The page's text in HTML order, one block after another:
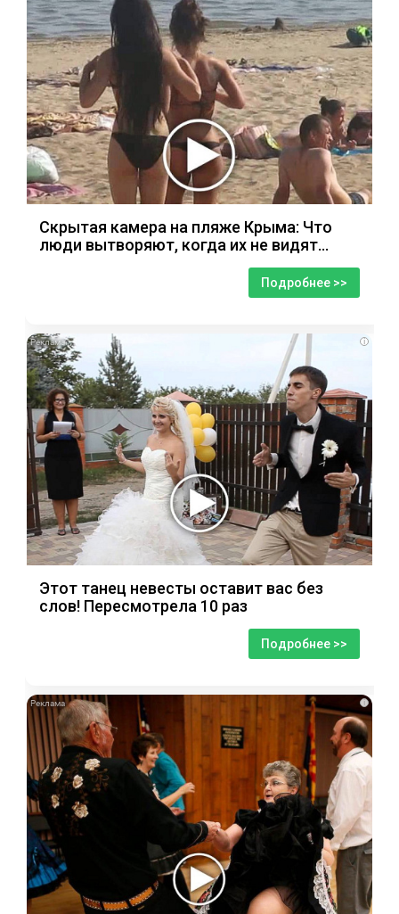
Скрытая камера на пляже Крыма: Что
люди вытворяют, когда их не видят...
Подробнее >>
i
Этот танец невесты оставит вас без
слов! Пересмотрела 10 раз
Подробнее >>
i